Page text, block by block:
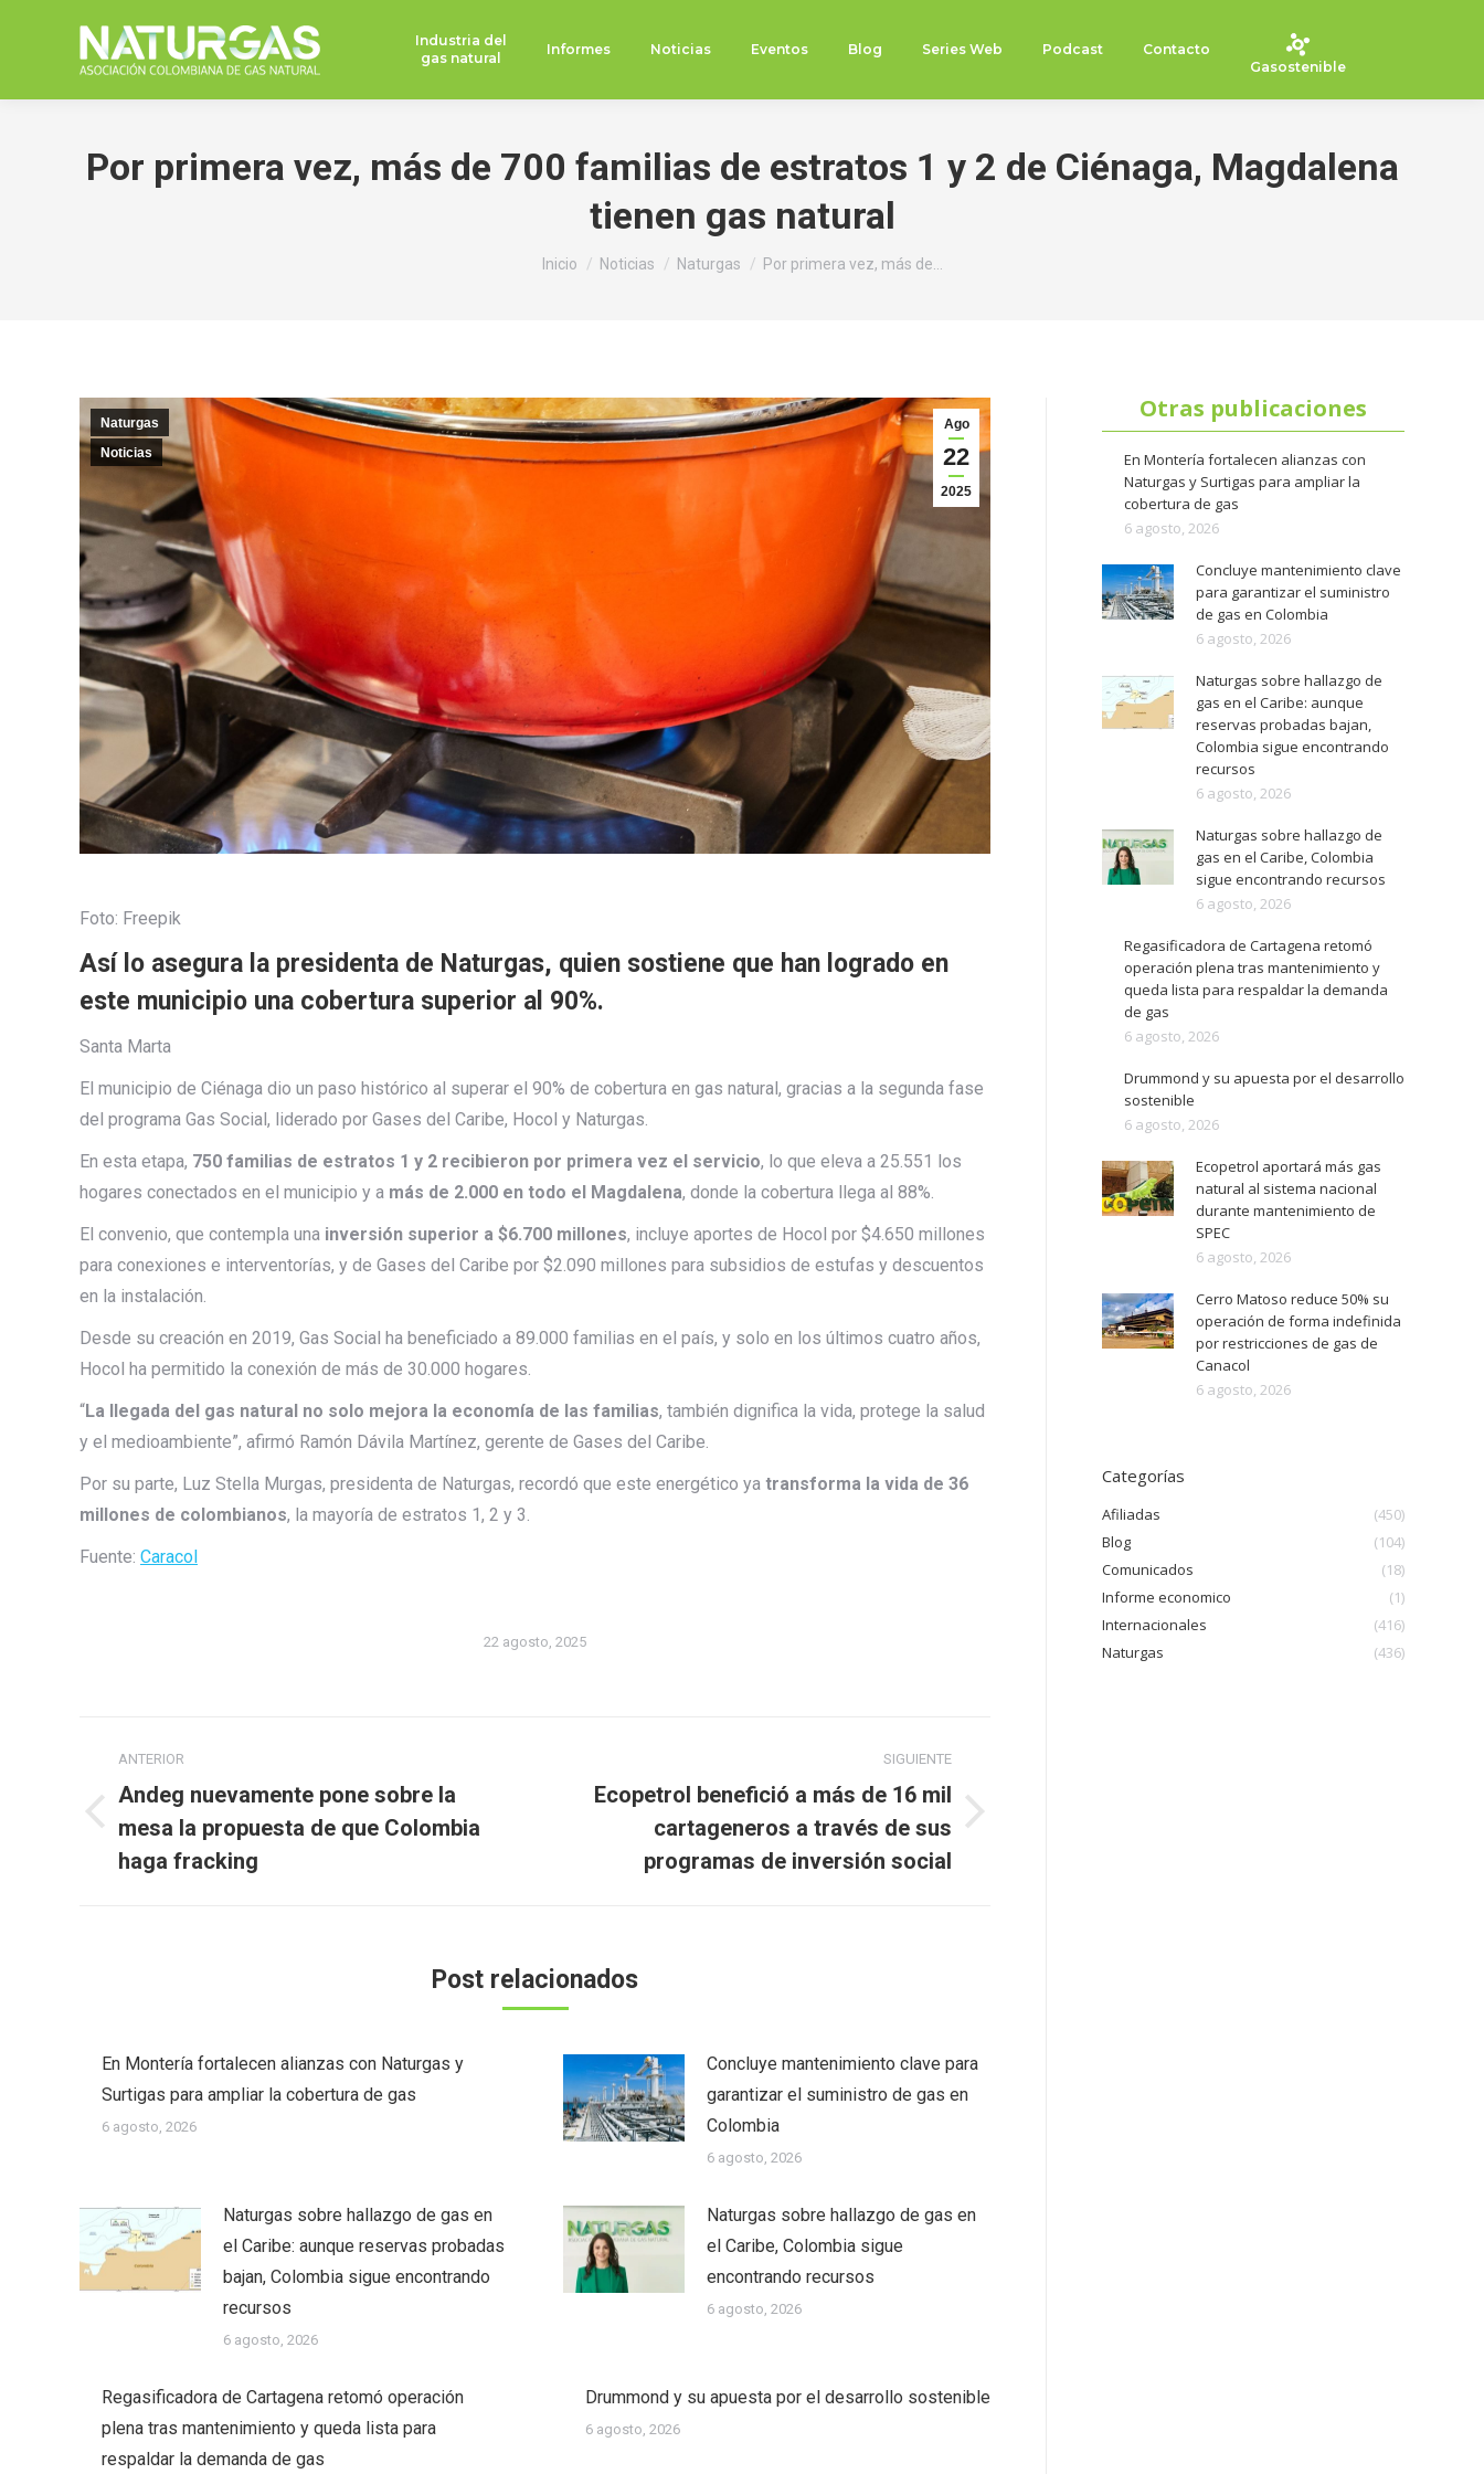
Industria del
gas natural
Informes Noticias Eventos Blog Series Web Podcast
Contacto
Gasostenible
Por primera vez, más de 700 familias de estratos 1 y 2 de Ciénaga, Magdalena
tienen gas natural
Estás aquí:
Inicio Noticias Naturgas Por primera vez, más de…
Ago
22
2025
Naturgas
Noticias
Foto: Freepik
Así lo asegura la presidenta de Naturgas, quien sostiene que han logrado en
este municipio una cobertura superior al 90%.
Santa Marta
El municipio de Ciénaga dio un paso histórico al superar el 90% de cobertura en gas natural, gracias a la segunda fase
del programa Gas Social, liderado por Gases del Caribe, Hocol y Naturgas.
En esta etapa, 750 familias de estratos 1 y 2 recibieron por primera vez el servicio, lo que eleva a 25.551 los
hogares conectados en el municipio y a más de 2.000 en todo el Magdalena, donde la cobertura llega al 88%.
El convenio, que contempla una inversión superior a $6.700 millones, incluye aportes de Hocol por $4.650 millones
para conexiones e interventorías, y de Gases del Caribe por $2.090 millones para subsidios de estufas y descuentos
en la instalación.
Desde su creación en 2019, Gas Social ha beneficiado a 89.000 familias en el país, y solo en los últimos cuatro años,
Hocol ha permitido la conexión de más de 30.000 hogares.
“La llegada del gas natural no solo mejora la economía de las familias, también dignifica la vida, protege la salud
y el medioambiente”, afirmó Ramón Dávila Martínez, gerente de Gases del Caribe.
Por su parte, Luz Stella Murgas, presidenta de Naturgas, recordó que este energético ya transforma la vida de 36
millones de colombianos, la mayoría de estratos 1, 2 y 3.
Fuente: Caracol
22 agosto, 2025
entre
publicaciones
ANTERIOR
Publicación
anterior:
Andeg nuevamente pone sobre la
mesa la propuesta de que Colombia
haga fracking
SIGUIENTE
Publicación
Ecopetrol benefició a más de 16 mil
cartageneros a través de sus
programas de inversión social
Post relacionados
En Montería fortalecen alianzas con Naturgas y
Surtigas para ampliar la cobertura de gas
6 agosto, 2026
Concluye mantenimiento clave para
garantizar el suministro de gas en
Colombia
6 agosto, 2026
Naturgas sobre hallazgo de gas en
el Caribe: aunque reservas probadas
bajan, Colombia sigue encontrando
recursos
6 agosto, 2026
Naturgas sobre hallazgo de gas en
el Caribe, Colombia sigue
encontrando recursos
6 agosto, 2026
Regasificadora de Cartagena retomó operación
plena tras mantenimiento y queda lista para
respaldar la demanda de gas
Drummond y su apuesta por el desarrollo sostenible
6 agosto, 2026
Otras publicaciones
En Montería fortalecen alianzas con
Naturgas y Surtigas para ampliar la
cobertura de gas
6 agosto, 2026
Concluye mantenimiento clave
para garantizar el suministro
de gas en Colombia
6 agosto, 2026
Naturgas sobre hallazgo de
gas en el Caribe: aunque
reservas probadas bajan,
Colombia sigue encontrando
recursos
6 agosto, 2026
Naturgas sobre hallazgo de
gas en el Caribe, Colombia
sigue encontrando recursos
6 agosto, 2026
Regasificadora de Cartagena retomó
operación plena tras mantenimiento y
queda lista para respaldar la demanda
de gas
6 agosto, 2026
Drummond y su apuesta por el desarrollo
sostenible
6 agosto, 2026
Ecopetrol aportará más gas
natural al sistema nacional
durante mantenimiento de
SPEC
6 agosto, 2026
Cerro Matoso reduce 50% su
operación de forma indefinida
por restricciones de gas de
Canacol
6 agosto, 2026
Categorías
Afiliadas
(450)
Blog
(104)
Comunicados
(18)
Informe economico
(1)
Internacionales
(416)
Naturgas
(436)